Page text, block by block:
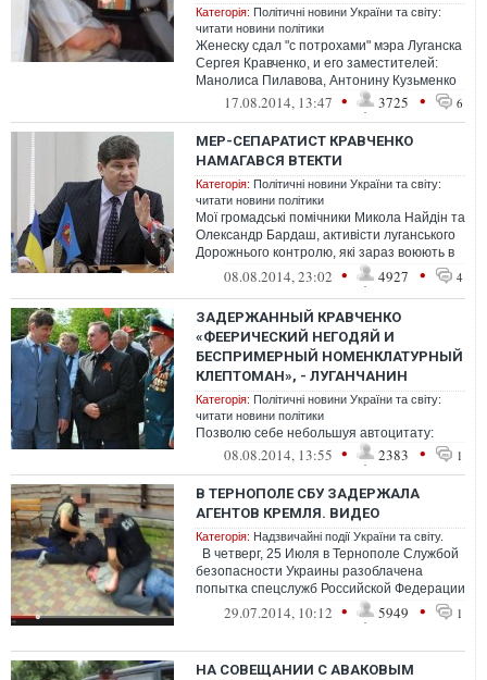
Категорія: Політичні новини України та світу:
читати новини політики
Женеску сдал "с потрохами" мэра Луганска
Сергея Кравченко, и его заместителей:
Манолиса Пилавова, Антонину Кузьменко
17.08.2014, 13:47 • 3725 • 6
МЕР-СЕПАРАТИСТ КРАВЧЕНКО
НАМАГАВСЯ ВТЕКТИ
Категорія: Політичні новини України та світу:
читати новини політики
Мої громадські помічники Микола Найдін та
Олександр Бардаш, активісти луганського
Дорожнього контролю, які зараз воюють в
батальйоні “Айдар&rdqu...
08.08.2014, 23:02 • 4927 • 4
ЗАДЕРЖАННЫЙ КРАВЧЕНКО
«ФЕЕРИЧЕСКИЙ НЕГОДЯЙ И
БЕСПРИМЕРНЫЙ НОМЕНКЛАТУРНЫЙ
КЛЕПТОМАН», - ЛУГАНЧАНИН
Категорія: Політичні новини України та світу:
читати новини політики
Позволю себе небольшуя автоцитату:
08.08.2014, 13:55 • 2383 • 1
В ТЕРНОПОЛЕ СБУ ЗАДЕРЖАЛА
АГЕНТОВ КРЕМЛЯ. ВИДЕО
Категорія: Надзвичайні події України та світу.
В четверг, 25 Июля в Тернополе Службой
безопасности Украины разоблачена
попытка спецслужб Российской Федерации
организовать вербовку граждан У...
29.07.2014, 10:12 • 5949 • 1
НА СОВЕЩАНИИ С АВАКОВЫМ